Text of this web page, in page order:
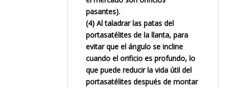
pasantes).
(4) Al taladrar las patas del
portasatélites de la llanta, para
evitar que el ángulo se incline
cuando el orificio es profundo, lo
que puede reducir la vida útil del
portasatélites después de montar